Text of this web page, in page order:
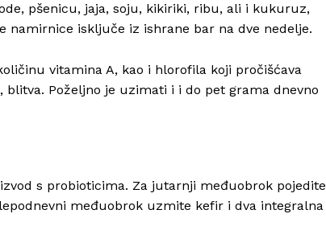
pšenicu, jaja, soju, kikiriki, ribu, ali i kukuruz,
namirnice isključe iz ishrane bar na dve nedelje.
vitamina A, kao i hlorofila koji pročišćava
Poželjno je uzimati i i do pet grama dnevno
s probioticima. Za jutarnji međuobrok pojedite
međuobrok uzmite kefir i dva integralna